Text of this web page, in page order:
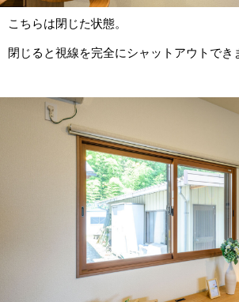
こちらは閉じた状態。
閉じると視線を完全にシャットアウトでき